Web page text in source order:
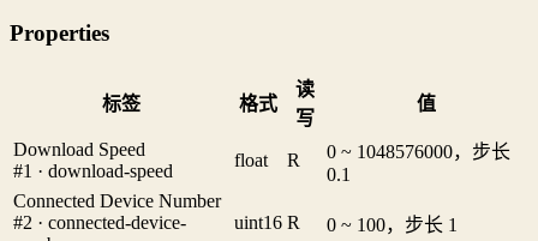
Properties
标签 格式
读
写
值
Download Speed
#1 · download-speed
float R
0 ~ 1048576000，步长
0.1
Connected Device Number
#2 · connected-device-
uint16 R 0 ~ 100，步长 1